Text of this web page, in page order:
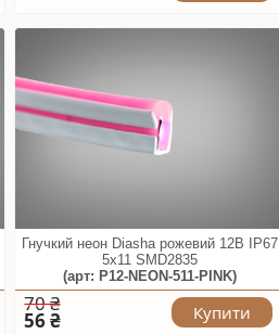
Гнучкий неон Diasha рожевий 12В IP67
5x11 SMD2835
(арт: P12-NEON-511-PINK)
70 ₴
56 ₴ Купити